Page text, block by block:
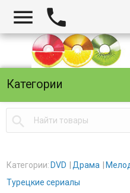
 
Категории

Категории: DVD Драма
Турецкие сериалы